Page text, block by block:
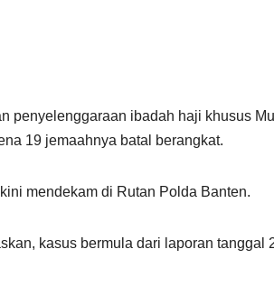
penyelenggaraan ibadah haji khusus
19 jemaahnya batal berangkat.
mendekam di Rutan Polda Banten.
kasus bermula dari laporan